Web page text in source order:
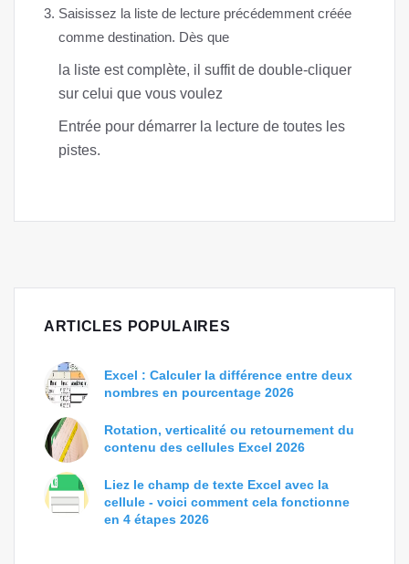
Saisissez la liste de lecture précédemment créée
comme destination. Dès que
la liste est complète, il suffit de double-cliquer
sur celui que vous voulez
Entrée pour démarrer la lecture de toutes les
pistes.
ARTICLES POPULAIRES
Excel : Calculer la différence entre deux
nombres en pourcentage 2026
Rotation, verticalité ou retournement du
contenu des cellules Excel 2026
Liez le champ de texte Excel avec la
cellule - voici comment cela fonctionne
en 4 étapes 2026